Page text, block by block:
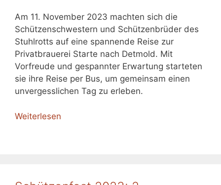
Am 11. November 2023 machten sich die
Schützenschwestern und Schützenbrüder des
Stuhlrotts auf eine spannende Reise zur
Privatbrauerei Starte nach Detmold. Mit
Vorfreude und gespannter Erwartung starteten
sie ihre Reise per Bus, um gemeinsam einen
unvergesslichen Tag zu erleben.
Weiterlesen